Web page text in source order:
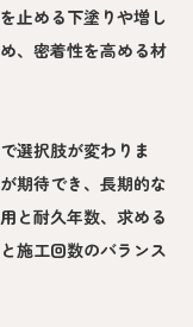
止める下塗りや増し
、密着性を高める材
選択肢が変わりま
期待でき、長期的な
と耐久年数、求める
施工回数のバランス